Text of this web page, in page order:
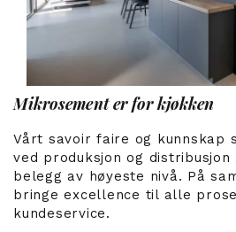
Mikrosement er for kjøkken
Vårt savoir faire og kunnskap
ved produksjon og distribusjon
belegg av høyeste nivå. På
bringe excellence til alle
kundeservice.